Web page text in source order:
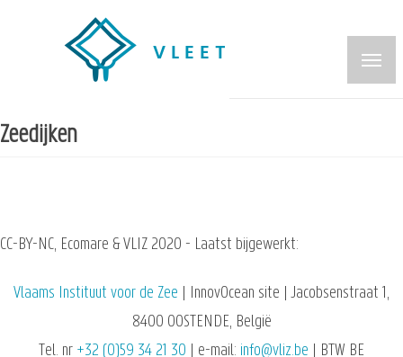
inhoud
Zeedijken
CC-BY-NC, Ecomare & VLIZ 2020 - Laatst bijgewerkt:
Vlaams Instituut voor de Zee | InnovOcean site | Jacobsenstraat 1,
8400 OOSTENDE, België
Tel. nr +32 (0)59 34 21 30 | e-mail: info@vliz.be | BTW BE